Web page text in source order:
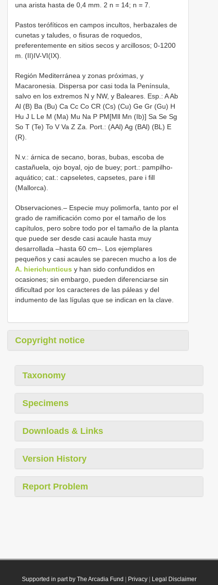
una arista hasta de 0,4 mm. 2 n = 14; n = 7.
Pastos terófíticos en campos incultos, herbazales de
cunetas y taludes, o fisuras de roquedos,
preferentemente en sitios secos y arcillosos; 0-1200
m. (II)IV-VI(IX).
Región Mediterránea y zonas próximas, y
Macaronesia. Dispersa por casi toda la Península,
salvo en los extremos N y NW, y Baleares. Esp.: A Ab
Al (B) Ba (Bu) Ca Cc Co CR (Cs) (Cu) Ge Gr (Gu) H
Hu J L Le M (Ma) Mu Na P PM[Mll Mn (Ib)] Sa Se Sg
So T (Te) To V Va Z Za. Port.: (AAl) Ag (BAl) (BL) E
(R).
N.v.: árnica de secano, boras, bubas, escoba de
castañuela, ojo boyal, ojo de buey; port.: pampilho-
aquático; cat.: capseletes, capsetes, pare i fill
(Mallorca).
Observaciones.– Especie muy polimorfa, tanto por el
grado de ramificación como por el tamaño de los
capítulos, pero sobre todo por el tamaño de la planta
que puede ser desde casi acaule hasta muy
desarrollada –hasta 60 cm–. Los ejemplares
pequeños y casi acaules se parecen mucho a los de
A. hierichunticus y han sido confundidos en
ocasiones; sin embargo, pueden diferenciarse sin
dificultad por los caracteres de las páleas y del
indumento de las lígulas que se indican en la clave.
Copyright notice
Taxonomy
Specimens
Downloads & Links
Version History
Report Problem
Supported in part by The Arcadia Fund Privacy| Legal Disclaimer